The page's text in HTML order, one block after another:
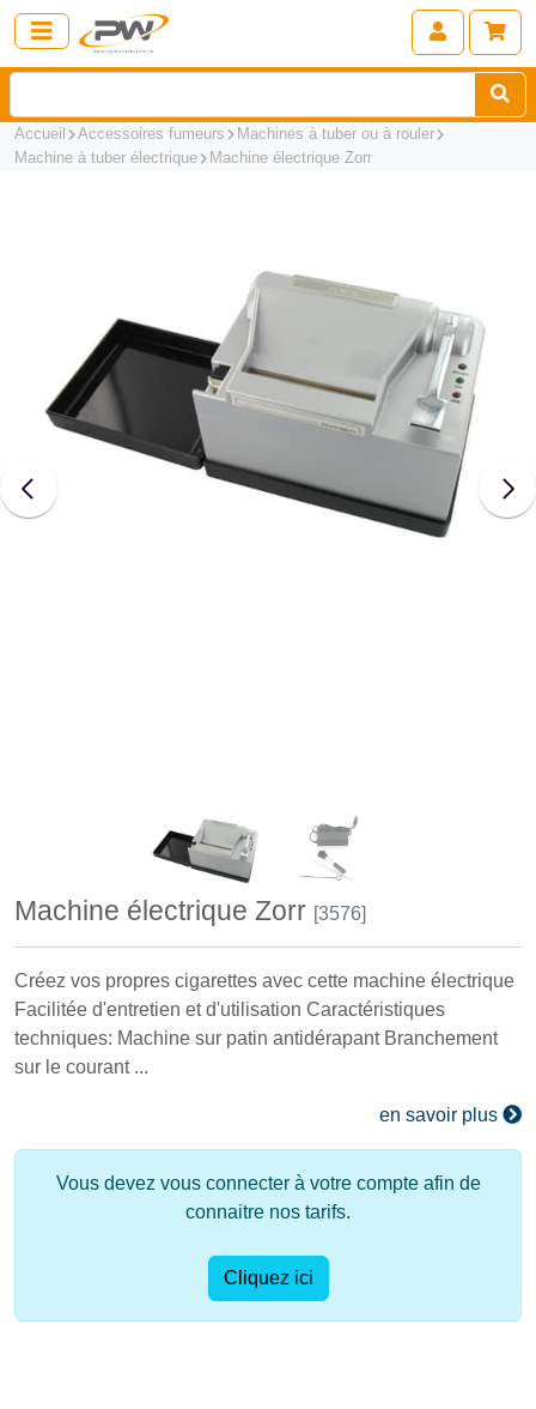
Accueil Accessoires fumeurs
Machines à tuber ou à rouler
Machine à tuber électrique
Machine électrique Zorr
Machine électrique Zorr [3576]
Créez vos propres cigarettes avec cette machine électrique
Facilitée d'entretien et d'utilisation Caractéristiques
techniques: Machine sur patin antidérapant Branchement
sur le courant ...
en savoir plus
Vous devez vous connecter à votre compte afin de
connaitre nos tarifs.
Cliquez ici